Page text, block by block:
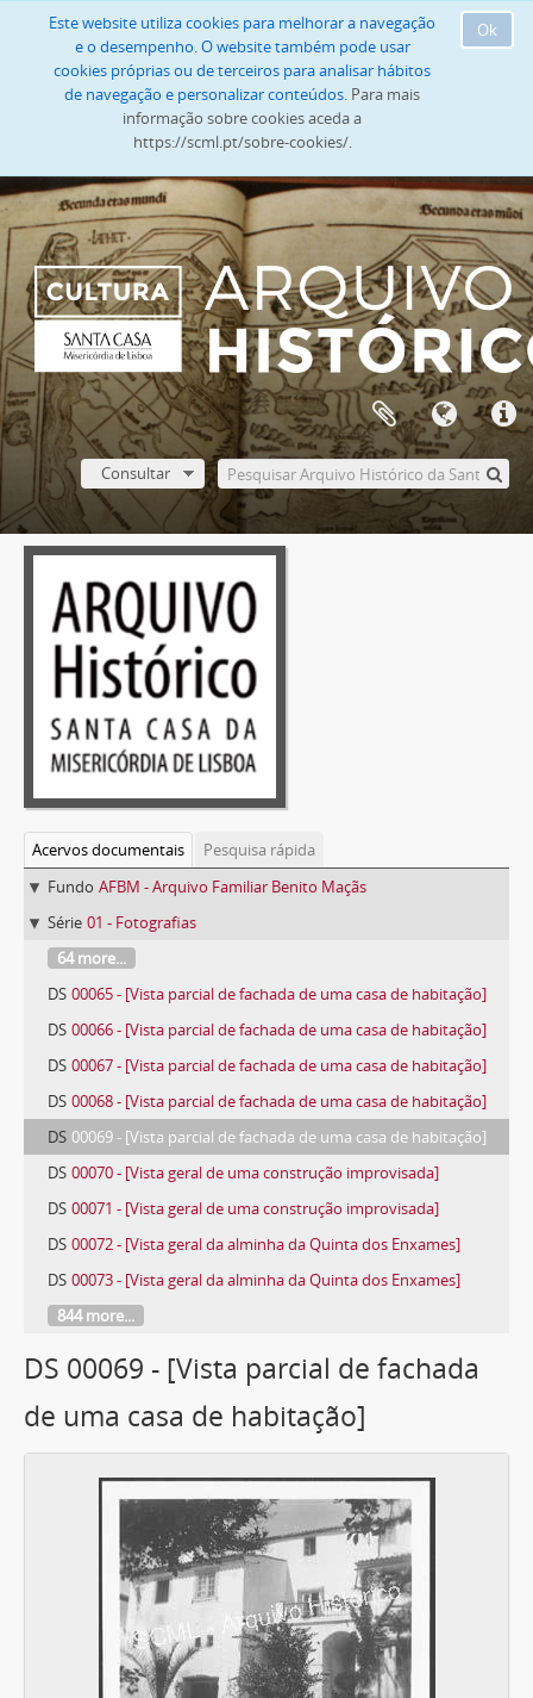
Ok
Este website utiliza cookies para melhorar a navegação
e o desempenho. O website também pode usar
cookies próprias ou de terceiros para analisar hábitos
de navegação e personalizar conteúdos. Para mais
informação sobre cookies aceda a
https://scml.pt/sobre-cookies/.
Consultar
Acervos documentais
Pesquisa rápida
Fundo AFBM - Arquivo Familiar Benito Maçãs
Série 01 - Fotografias
64 more...
DS 00065 - [Vista parcial de fachada de uma casa de habitação]
DS 00066 - [Vista parcial de fachada de uma casa de habitação]
DS 00067 - [Vista parcial de fachada de uma casa de habitação]
DS 00068 - [Vista parcial de fachada de uma casa de habitação]
DS 00069 - [Vista parcial de fachada de uma casa de habitação]
DS 00070 - [Vista geral de uma construção improvisada]
DS 00071 - [Vista geral de uma construção improvisada]
DS 00072 - [Vista geral da alminha da Quinta dos Enxames]
DS 00073 - [Vista geral da alminha da Quinta dos Enxames]
844 more...
DS 00069 - [Vista parcial de fachada
de uma casa de habitação]